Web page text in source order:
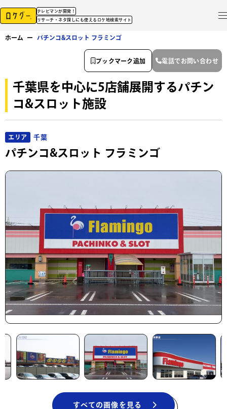
テレビマンが開発！
リサーチ・ネタ探しにも使えるロケ地検索サイト
ホーム ー パチンコ&スロット フラミンゴ
千葉県を中心に5店舗展開するパチン
コ&スロット施設
エリア 千葉
パチンコ&スロット フラミンゴ
すべての画像を見る
ブックマーク追加 電話でお問い合わせ